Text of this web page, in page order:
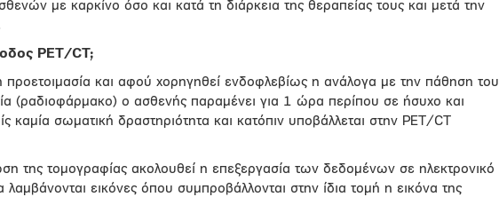
με καρκίνο όσο και κατά τη διάρκεια της θεραπείας τους και μετά την
PET/CT;
προετοιμασία και αφού χορηγηθεί ενδοφλεβίως η ανάλογα με την πάθηση του
(ραδιοφάρμακο) ο ασθενής παραμένει για 1 ώρα περίπου σε ήσυχο και
καμία σωματική δραστηριότητα και κατόπιν υποβάλλεται στην PET/CT
της τομογραφίας ακολουθεί η επεξεργασία των δεδομένων σε ηλεκτρονικό
εικόνες όπου συμπροβάλλονται στην ίδια τομή η εικόνα της